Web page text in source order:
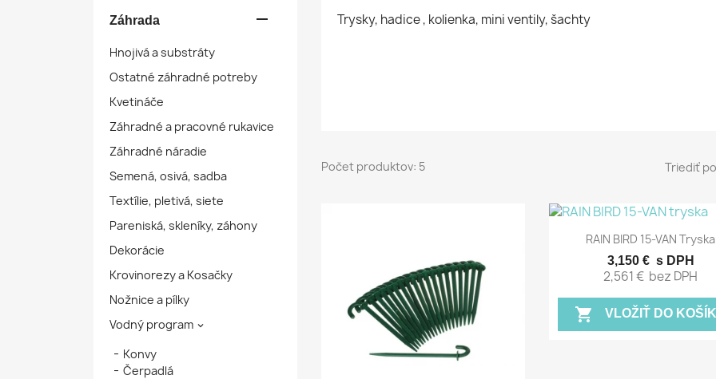
Záhrada 
Hnojivá a substráty
Ostatné záhradné potreby
Kvetináče
Záhradné a pracovné rukavice
Záhradné náradie
Semená, osivá, sadba
Textílie, pletivá, siete
Pareniská, skleníky, záhony
Dekorácie
Krovinorezy a Kosačky
Nožnice a pílky
Vodný program 
Konvy
Čerpadlá
Trysky, hadice , kolienka, mini ventily, šachty
Počet produktov: 5 Triediť
Rýchly náhľad
RAIN BIRD 15-VAN Tryska
3,150 € s DPH
2,561 € bez DPH
shopping_cart VLOŽIŤ DO